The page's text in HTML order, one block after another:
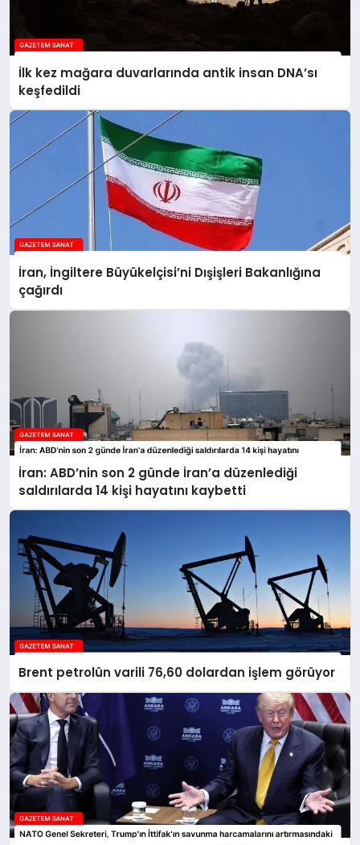
İlk kez mağara duvarlarında antik insan DNA’sı
keşfedildi
İran, İngiltere Büyükelçisi’ni Dışişleri Bakanlığına
çağırdı
İran: ABD’nin son 2 günde İran’a düzenlediği
saldırılarda 14 kişi hayatını kaybetti
Brent petrolün varili 76,60 dolardan işlem görüyor